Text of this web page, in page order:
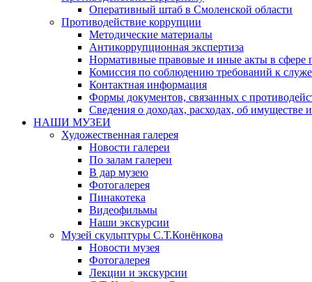
Оперативный штаб в Смоленской области
Противодействие коррупции
Методические материалы
Антикоррупционная экспертиза
Нормативные правовые и иные акты в сфере
Комиссия по соблюдению требований к
Контактная информация
Формы документов, связанных с
Сведения о доходах, расходах, об имуществе
НАШИ МУЗЕИ
Художественная галерея
Новости галереи
По залам галереи
В дар музею
Фотогалерея
Пинакотека
Видеофильмы
Наши экскурсии
Музей скульптуры С.Т.Конёнкова
Новости музея
Фотогалерея
Лекции и экскурсии